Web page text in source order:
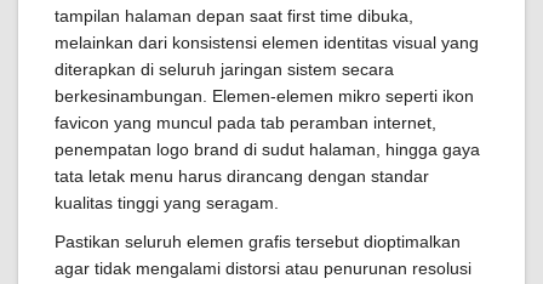
tampilan halaman depan saat first time dibuka,
melainkan dari konsistensi elemen identitas visual yang
diterapkan di seluruh jaringan sistem secara
berkesinambungan. Elemen-elemen mikro seperti ikon
favicon yang muncul pada tab peramban internet,
penempatan logo brand di sudut halaman, hingga gaya
tata letak menu harus dirancang dengan standar
kualitas tinggi yang seragam.
Pastikan seluruh elemen grafis tersebut dioptimalkan
agar tidak mengalami distorsi atau penurunan resolusi